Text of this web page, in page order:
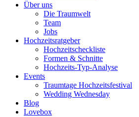
Über uns
Die Traumwelt
Team
Jobs
Hochzeitsratgeber
Hochzeitscheckliste
Formen & Schnitte
Hochzeits-Typ-Analyse
Events
Traumtage Hochzeitsfestival
Wedding Wednesday
Blog
Lovebox